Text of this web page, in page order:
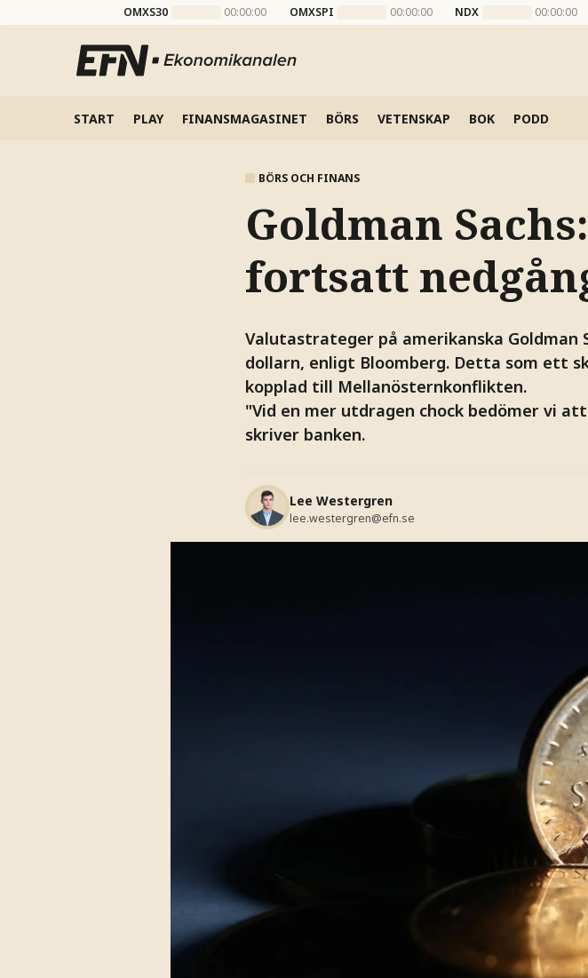
OMXS30 00:00:00 OMXSPI 00:00:00 NDX 00:00:00
START PLAY FINANSMAGASINET BÖRS VETENSKAP BOK PODD
BÖRS OCH FINANS
Goldman
fortsatt
Valutastrateger på amerikanska
dollarn, enligt Bloomberg. Detta som ett
kopplad till Mellanösternkonflikten.
"Vid en mer utdragen chock bedömer vi
skriver banken.
Lee Westergren
lee.westergren@efn.se